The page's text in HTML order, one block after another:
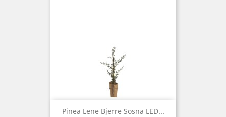
Pinea Lene Bjerre Sosna LED...